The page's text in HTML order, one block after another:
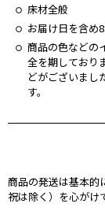
床材全般
お届け日を含め
商品の⾊などの
全を期しており
どがございまし
す。
商品の発送は基本的
祝は除く）を⼼がけ